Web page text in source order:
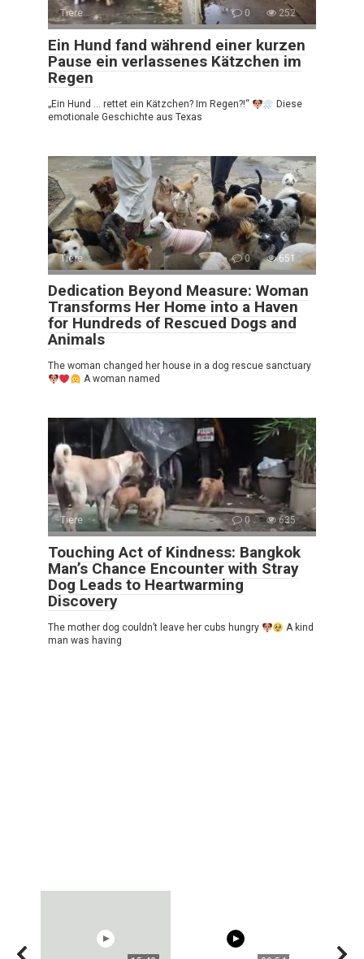
Tiere 0 252
Ein Hund fand während einer kurzen
Pause ein verlassenes Kätzchen im
Regen
„Ein Hund … rettet ein Kätzchen? Im Regen?!“
Diese
emotionale Geschichte aus Texas
Tiere 0 651
Dedication Beyond Measure: Woman
Transforms Her Home into a Haven
for Hundreds of Rescued Dogs and
Animals
The woman changed her house in a dog rescue sanctuary
A woman named
Tiere 0 635
Touching Act of Kindness: Bangkok
Man’s Chance Encounter with Stray
Dog Leads to Heartwarming
Discovery
The mother dog couldn’t leave her cubs hungry
A kind
man was having